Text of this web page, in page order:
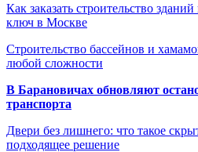
Как заказать строительство
ключ в Москве
Строительство бассейнов и
любой сложности
В Барановичах обновляют
транспорта
Двери без лишнего: что такое
подходящее решение